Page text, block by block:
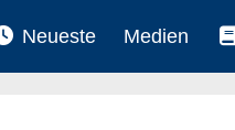
Neueste Medien